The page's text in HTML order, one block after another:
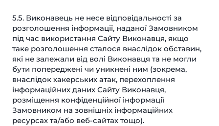
5.5. Виконавець не несе відповідальності за
розголошення інформації, наданої Замовником
під час використання Сайту Виконавця, якщо
таке розголошення сталося внаслідок обставин,
які не залежали від волі Виконавця та не могли
бути попереджені чи уникнені ним (зокрема,
внаслідок хакерських атак, перехоплення
інформаційних даних Сайту Виконавця,
розміщення конфіденційної інформації
Замовником на зовнішніх інформаційних
ресурсах та/або веб-сайтах тощо).